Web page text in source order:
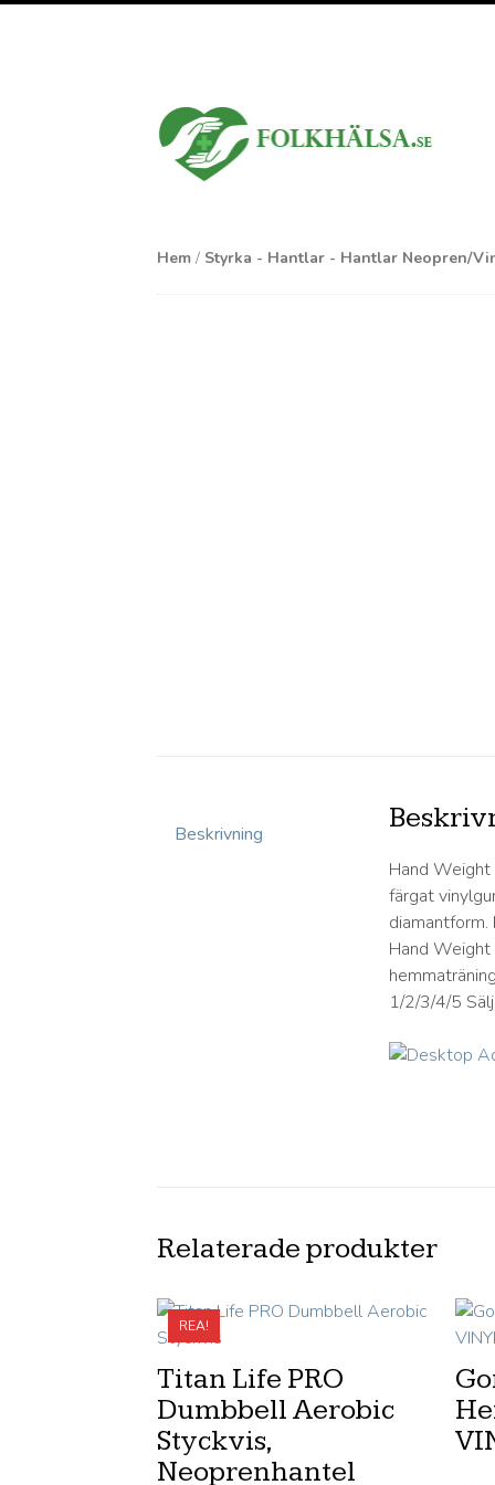
Hem / Styrka - Hantlar - Hantlar Neopren/
Beskrivning
Hand
färgat
Hand
1/2/3/4/5
Relaterade produkter
REA!
Titan Life PRO
Dumbbell Aerobic
Styckvis,
Neoprenhantel